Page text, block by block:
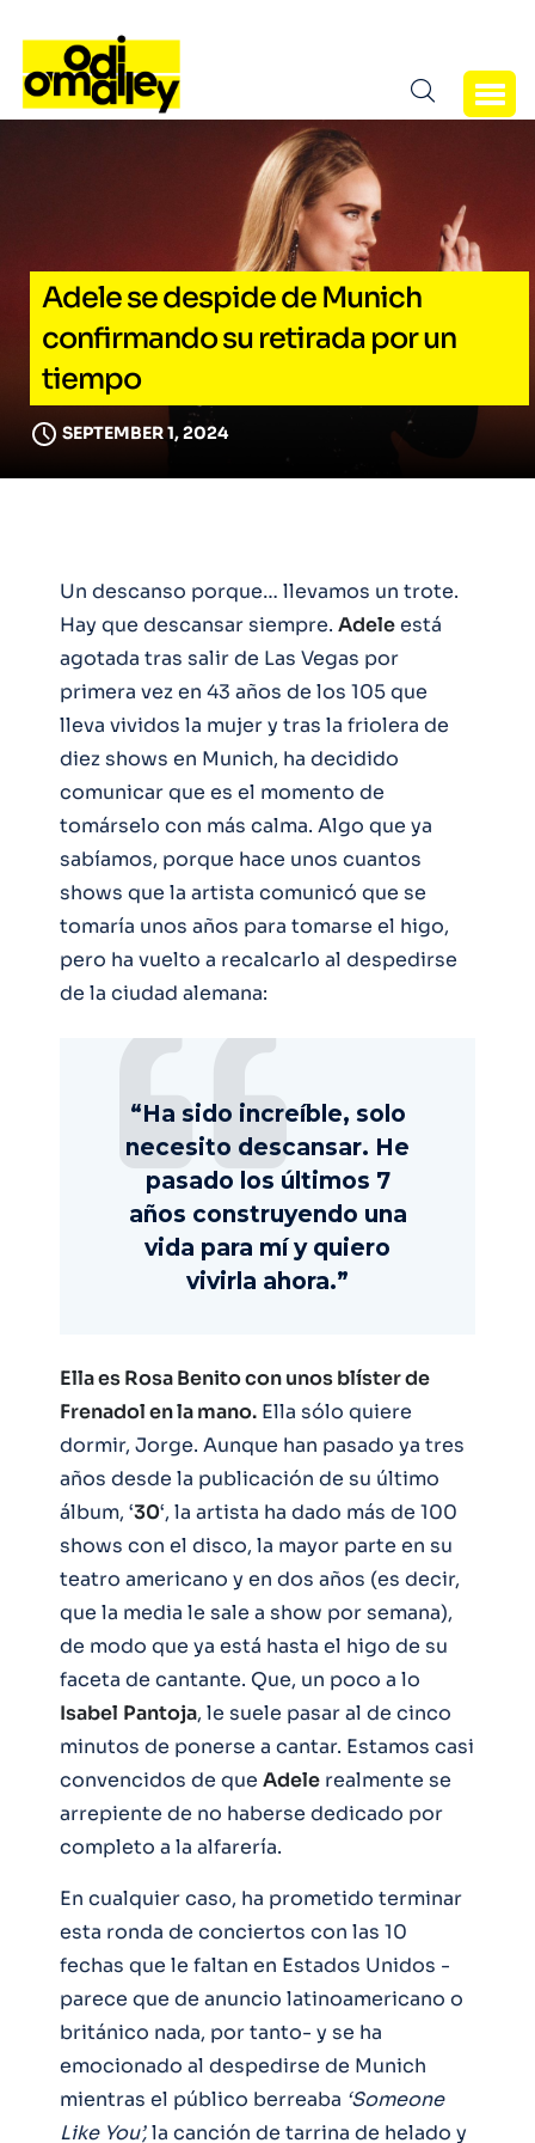
Adele se despide de Munich
confirmando su retirada por un
tiempo
SEPTEMBER 1, 2024
Un descanso porque… llevamos un trote.
Hay que descansar siempre. Adeleestá
agotada tras salir de Las Vegas por
primera vez en 43 años de los 105 que
lleva vividos la mujer y tras la friolera de
diez shows en Munich, ha decidido
comunicar que es el momento de
tomárselo con más calma. Algo que ya
sabíamos, porque hace unos cuantos
shows que la artista comunicó que se
tomaría unos años para tomarse el higo,
pero ha vuelto a recalcarlo al despedirse
de la ciudad alemana:
“Ha sido increíble, solo
necesito descansar. He
pasado los últimos 7
años construyendo una
vida para mí y quiero
vivirla ahora.”
Ella es Rosa Benito con unos blíster de
Frenadol en la mano. Ella sólo quiere
dormir, Jorge. Aunque han pasado ya tres
años desde la publicación de su último
álbum, ‘30‘, la artista ha dado más de 100
shows con el disco, la mayor parte en su
teatro americano y en dos años (es decir,
que la media le sale a show por semana),
de modo que ya está hasta el higo de su
faceta de cantante. Que, un poco a lo
Isabel Pantoja, le suele pasar al de cinco
minutos de ponerse a cantar. Estamos casi
convencidos de que Adele realmente se
arrepiente de no haberse dedicado por
completo a la alfarería.
En cualquier caso, ha prometido terminar
esta ronda de conciertos con las 10
fechas que le faltan en Estados Unidos -
parece que de anuncio latinoamericano o
británico nada, por tanto- y se ha
emocionado al despedirse de Munich
mientras el público berreaba ‘Someone
Like You’,la canción de tarrina de helado y